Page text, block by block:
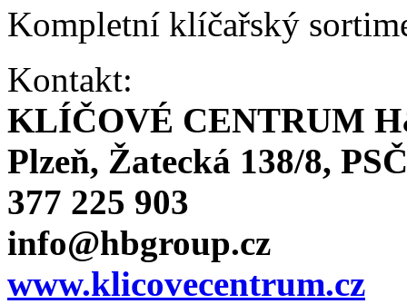
Kompletní klíčařský
Kontakt:
KLÍČOVÉ CENTRUM
Plzeň, Žatecká 138/8,
377 225 903
info@hbgroup.cz
www.klicovecentrum.cz